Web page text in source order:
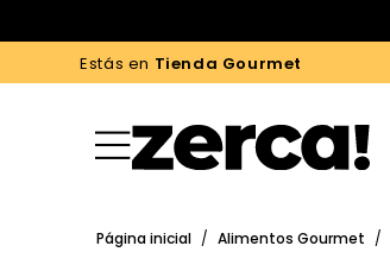
Estás en Tienda Gourmet
Página inicial / Alimentos Gourmet /